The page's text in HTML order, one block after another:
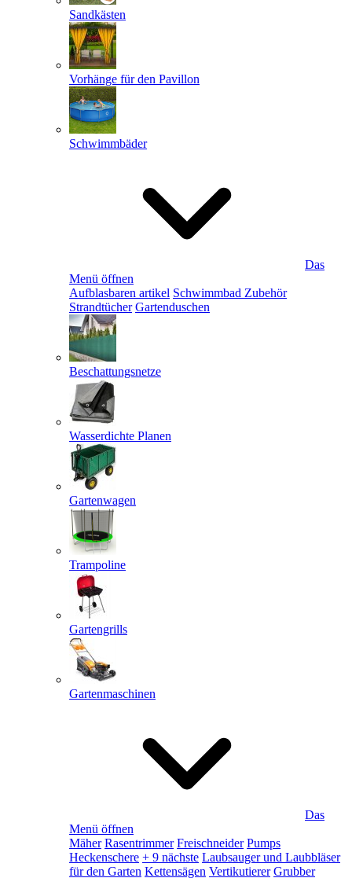
Sandkästen
Vorhänge für den Pavillon
Schwimmbäder
Das
Menü öffnen
Aufblasbaren artikel Schwimmbad Zubehör
Strandtücher Gartenduschen
Beschattungsnetze
Wasserdichte Planen
Gartenwagen
Trampoline
Gartengrills
Gartenmaschinen
Das
Menü öffnen
Mäher Rasentrimmer Freischneider Pumps
Heckenschere + 9 nächste Laubsauger und Laubbläser
für den Garten Kettensägen Vertikutierer Grubber